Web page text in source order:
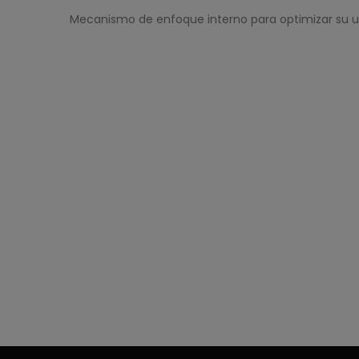
Mecanismo de enfoque interno para optimizar su